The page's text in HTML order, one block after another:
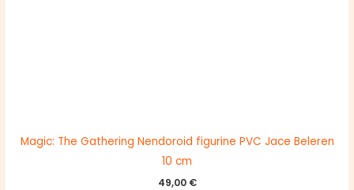
Magic: The Gathering Nendoroid figurine PVC Jace Beleren
10 cm
49,00 €